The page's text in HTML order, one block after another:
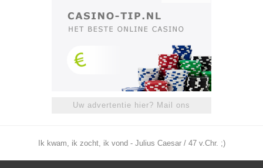
Uw advertentie hier? Mail ons
Ik kwam, ik zocht, ik vond - Julius Caesar / 47 v.Chr. ;)